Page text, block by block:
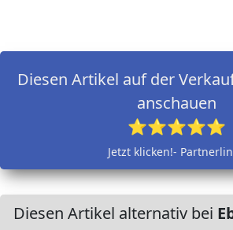
Diesen Artikel auf der
anschauen
⭐⭐⭐⭐⭐
Jetzt klicken!-
Diesen Artikel alternativ bei